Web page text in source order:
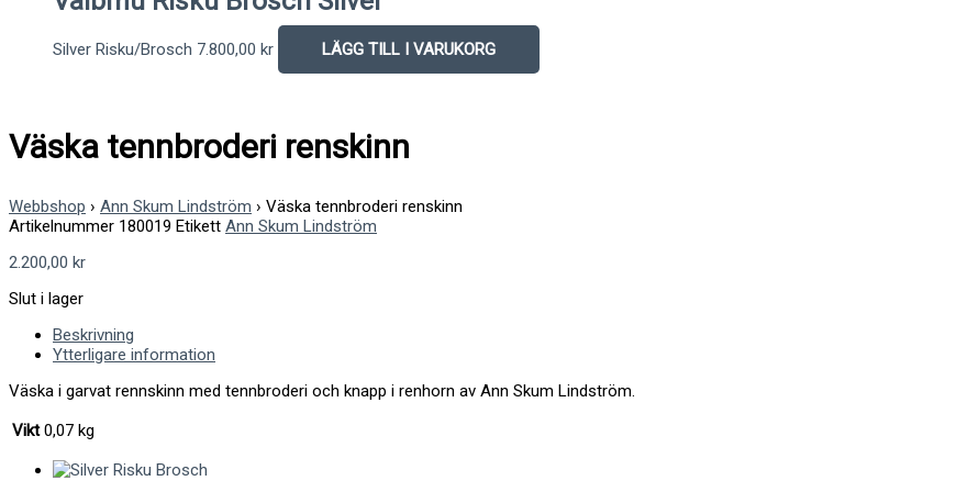
Silver Risku/Brosch 7.800,00 kr LÄGG TILL I VARUKORG
Väska tennbroderi renskinn
Webbshop › Ann Skum Lindström › Väska tennbroderi renskinn
Artikelnummer 180019 Etikett Ann Skum Lindström
2.200,00 kr
Slut i lager
Beskrivning
Ytterligare information
Väska i garvat rennskinn med tennbroderi och knapp i renhorn av Ann Skum Lindström.
Vikt 0,07 kg